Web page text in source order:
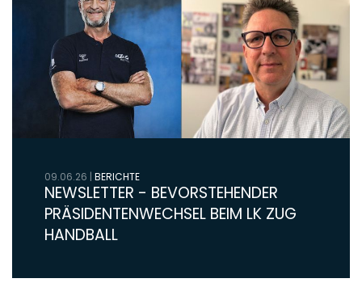
09.06.26 | BERICHTE
NEWSLETTER - BEVORSTEHENDER
PRÄSIDENTENWECHSEL BEIM LK ZUG
HANDBALL